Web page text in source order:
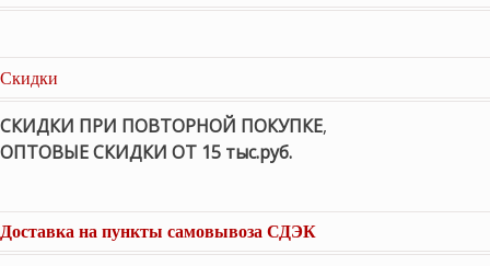
Скидки
СКИДКИ ПРИ ПОВТОРНОЙ ПОКУПКЕ,
ОПТОВЫЕ СКИДКИ ОТ 15 тыс.руб.
Доставка на пункты самовывоза СДЭК